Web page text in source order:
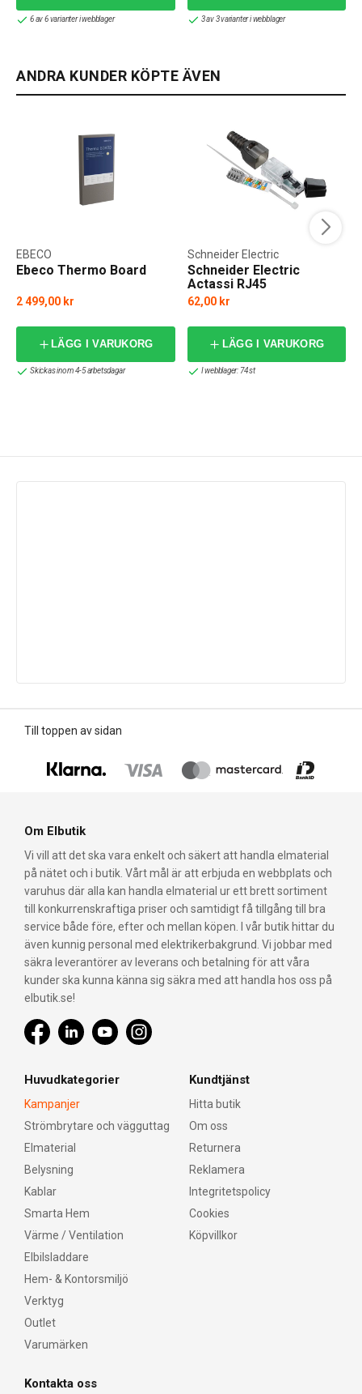
6 av 6 varianter i webblager 3 av 3 varianter i webblager
ANDRA KUNDER KÖPTE ÄVEN
Ebeco Thermo Board
EBECO
2 499,00 kr
LÄGG I VARUKORG
Skickas inom 4-5 arbetsdagar
Schneider Electric
Actassi RJ45
Modularplugg Kat6 UTP
Schneider Electric
62,00 kr
LÄGG I VARUKORG
I webblager: 74 st
Till toppen av sidan
Om Elbutik
Vi vill att det ska vara enkelt och säkert att handla elmaterial
på nätet och i butik. Vårt mål är att erbjuda en webbplats och
varuhus där alla kan handla elmaterial ur ett brett sortiment
till konkurrenskraftiga priser och samtidigt få tillgång till bra
service både före, efter och mellan köpen. I vår butik hittar du
även kunnig personal med elektrikerbakgrund. Vi jobbar med
säkra leverantörer av leverans och betalning för att våra
kunder ska kunna känna sig säkra med att handla hos oss på
elbutik.se!
Huvudkategorier
Kampanjer
Strömbrytare och vägguttag
Elmaterial
Belysning
Kablar
Smarta Hem
Värme / Ventilation
Elbilsladdare
Hem- & Kontorsmiljö
Verktyg
Outlet
Varumärken
Kundtjänst
Hitta butik
Om oss
Returnera
Reklamera
Integritetspolicy
Cookies
Köpvillkor
Kontakta oss